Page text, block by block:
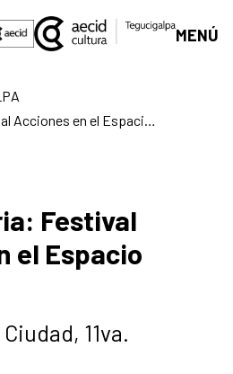
MENÚ
Convocatoria: Festival Acciones en el Espacio Público
Festival
el Espacio
11va.